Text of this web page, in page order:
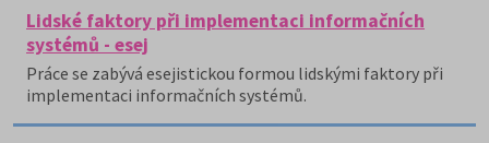
Lidské faktory při implementaci informačních
systémů - esej
Práce se zabývá esejistickou formou lidskými faktory při
implementaci informačních systémů.